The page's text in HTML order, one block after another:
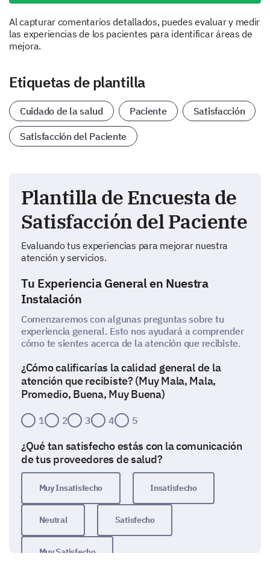
Al capturar comentarios detallados, puedes evaluar y medir
las experiencias de los pacientes para identificar áreas de
mejora.
Etiquetas de plantilla
Cuidado de la salud Paciente Satisfacción
Satisfacción del Paciente
Plantilla de Encuesta de
Satisfacción del Paciente
Evaluando tus experiencias para mejorar nuestra
atención y servicios.
Tu Experiencia General en Nuestra
Instalación
Comenzaremos con algunas preguntas sobre tu
experiencia general. Esto nos ayudará a comprender
cómo te sientes acerca de la atención que recibiste.
¿Cómo calificarías la calidad general de la
atención que recibiste? (Muy Mala, Mala,
Promedio, Buena, Muy Buena)
1 2 3 4 5
¿Qué tan satisfecho estás con la comunicación
de tus proveedores de salud?
Muy Insatisfecho Insatisfecho
Neutral Satisfecho
Muy Satisfecho